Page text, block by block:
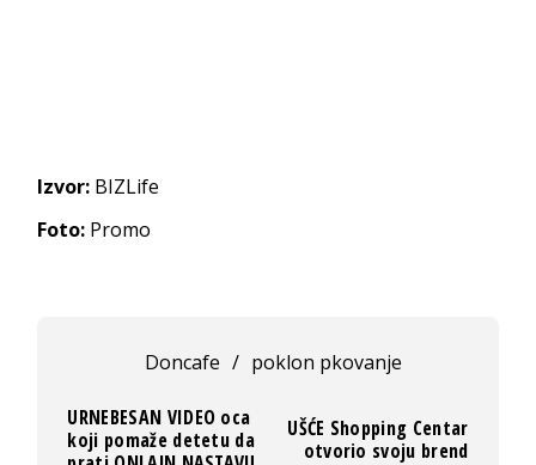
Izvor: BIZLife
Foto: Promo
Doncafe / poklon pkovanje
URNEBESAN VIDEO oca
koji pomaže detetu da
UŠĆE Shopping Centar
otvorio svoju brend